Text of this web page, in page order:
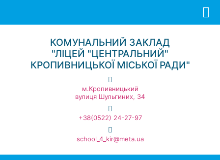
КОМУНАЛЬНИЙ ЗАКЛАД
"ЛІЦЕЙ "ЦЕНТРАЛЬНИЙ"
КРОПИВНИЦЬКОЇ МІСЬКОЇ РАДИ"
м.Кропивницький
вулиця Шульгиних, 34
+38(0522) 24-27-97
school_4_kir@meta.ua